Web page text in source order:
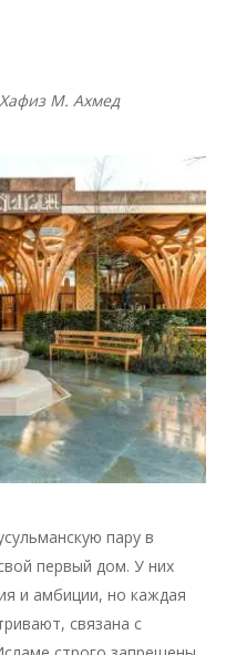
М. Ахмед
пару в
первый дом. У них
и амбиции, но каждая
связана с